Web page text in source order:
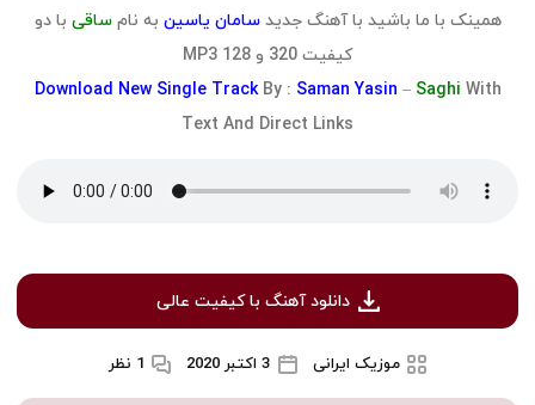
همینک با ما باشید با آهنگ جدیدسامان یاسین به نامساقی با دو
کیفیت 320 و 128 MP3
Download New Single Track By : Saman Yasin – Saghi With
Text And Direct Links
دانلود آهنگ با کیفیت عالی
موزیک ایرانی 3 اکتبر 2020 1 نظر